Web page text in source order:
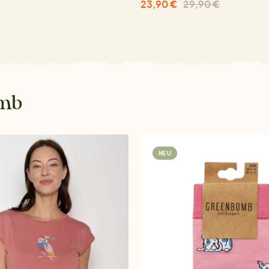
23,90 € 29,90 €
NEU